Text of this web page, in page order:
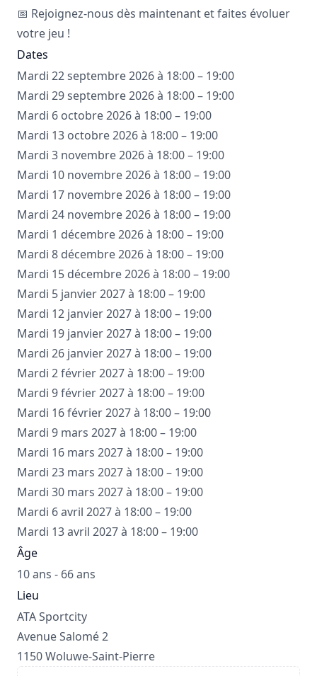
📅 Rejoignez-nous dès maintenant et faites évoluer
votre jeu !
Dates
Mardi 22 septembre 2026 à 18:00 – 19:00
Mardi 29 septembre 2026 à 18:00 – 19:00
Mardi 6 octobre 2026 à 18:00 – 19:00
Mardi 13 octobre 2026 à 18:00 – 19:00
Mardi 3 novembre 2026 à 18:00 – 19:00
Mardi 10 novembre 2026 à 18:00 – 19:00
Mardi 17 novembre 2026 à 18:00 – 19:00
Mardi 24 novembre 2026 à 18:00 – 19:00
Mardi 1 décembre 2026 à 18:00 – 19:00
Mardi 8 décembre 2026 à 18:00 – 19:00
Mardi 15 décembre 2026 à 18:00 – 19:00
Mardi 5 janvier 2027 à 18:00 – 19:00
Mardi 12 janvier 2027 à 18:00 – 19:00
Mardi 19 janvier 2027 à 18:00 – 19:00
Mardi 26 janvier 2027 à 18:00 – 19:00
Mardi 2 février 2027 à 18:00 – 19:00
Mardi 9 février 2027 à 18:00 – 19:00
Mardi 16 février 2027 à 18:00 – 19:00
Mardi 9 mars 2027 à 18:00 – 19:00
Mardi 16 mars 2027 à 18:00 – 19:00
Mardi 23 mars 2027 à 18:00 – 19:00
Mardi 30 mars 2027 à 18:00 – 19:00
Mardi 6 avril 2027 à 18:00 – 19:00
Mardi 13 avril 2027 à 18:00 – 19:00
Âge
10 ans - 66 ans
Lieu
ATA Sportcity
Avenue Salomé 2
1150 Woluwe-Saint-Pierre